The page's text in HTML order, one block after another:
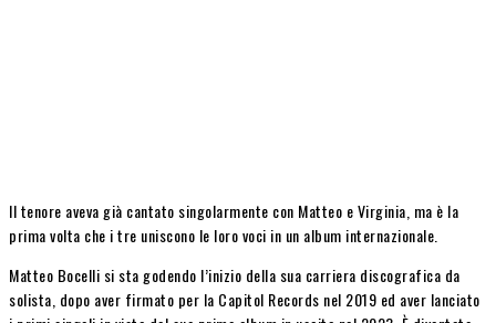
Il tenore aveva già cantato singolarmente con Matteo e Virginia, ma è la
prima volta che i tre uniscono le loro voci in un album internazionale.
Matteo Bocelli si sta godendo l’inizio della sua carriera discografica da
solista, dopo aver firmato per la Capitol Records nel 2019 ed aver lanciato